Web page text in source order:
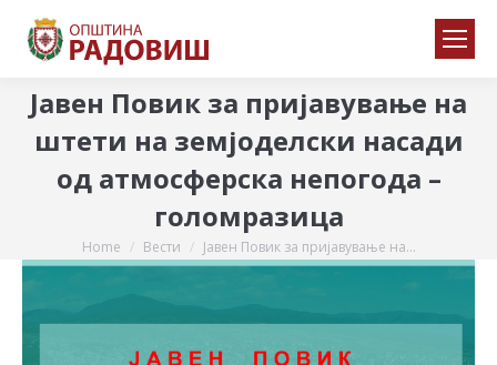
Јавен Повик за пријавување на
штети на земјоделски насади
од атмосферска непогода –
голомразица
You are here:
Home Вести Јавен Повик за пријавување на…